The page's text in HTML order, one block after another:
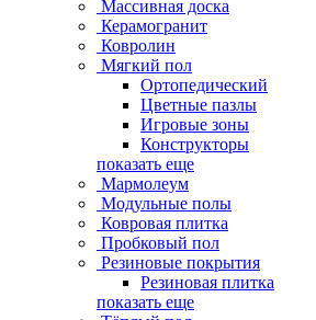
Массивная доска
Керамогранит
Ковролин
Мягкий пол
Ортопедический
Цветные пазлы
Игровые зоны
Конструкторы
показать еще
Мармолеум
Модульные полы
Ковровая плитка
Пробковый пол
Резиновые покрытия
Резиновая плитка
показать еще